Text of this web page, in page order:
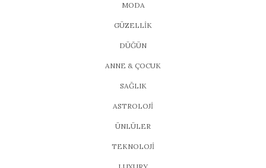
MODA
GÜZELLİK
DÜĞÜN
ANNE & ÇOCUK
SAĞLIK
ASTROLOJİ
ÜNLÜLER
TEKNOLOJİ